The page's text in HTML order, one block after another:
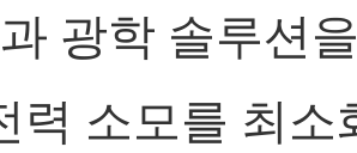
광학 솔루션
력 소모를 최소